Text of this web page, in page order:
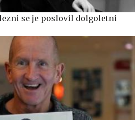
se je poslovil dolgoletni